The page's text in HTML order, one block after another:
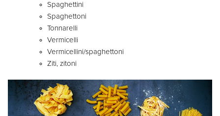
Spaghettini
Spaghettoni
Tonnarelli
Vermicelli
Vermicellini/spaghettoni
Ziti, zitoni